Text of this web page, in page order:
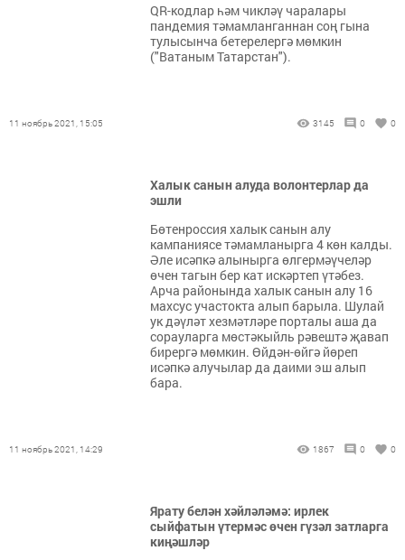
QR-кодлар һәм чикләү чаралары
пандемия тәмамланганнан соң гына
тулысынча бетерелергә мөмкин
("Ватаным Татарстан").
11 ноябрь 2021, 15:05 3145 0 0
Халык санын алуда волонтерлар да
эшли
Бөтенроссия халык санын алу
кампаниясе тәмамланырга 4 көн калды.
Әле исәпкә алынырга өлгермәүчеләр
өчен тагын бер кат искәртеп үтәбез.
Арча районында халык санын алу 16
махсус участокта алып барыла. Шулай
ук дәүләт хезмәтләре порталы аша да
сорауларга мөстәкыйль рәвештә җавап
бирергә мөмкин. Өйдән-өйгә йөреп
исәпкә алучылар да даими эш алып
бара.
11 ноябрь 2021, 14:29 1867 0 0
Ярату белән хәйләләмә: ирлек
сыйфатын үтермәс өчен гүзәл затларга
киңәшләр